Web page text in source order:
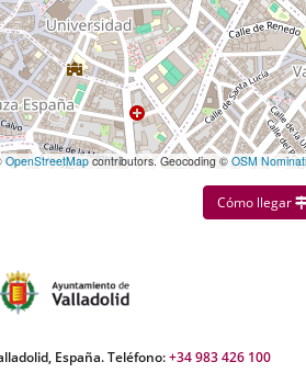
OpenStreetMapcontributors. Geocoding © OSM
Cómo llegar
España. Teléfono:+34 983 426 100